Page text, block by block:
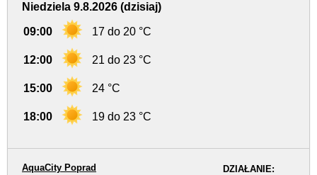
Niedziela 9.8.2026 (dzisiaj)
09:00 17 do 20 °C
12:00 21 do 23 °C
15:00 24 °C
18:00 19 do 23 °C
DZIAŁANIE:
AquaCity Poprad